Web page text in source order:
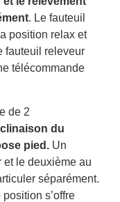
. Le fauteuil
position relax et
fauteuil releveur
télécommande
de 2
du
pied. Un
et le deuxième au
séparément.
s’offre